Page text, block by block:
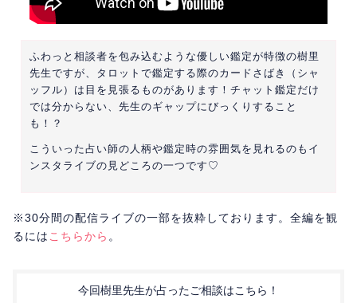
ふわっと相談者を包み込むような優しい鑑定が特徴の樹里
先生ですが、タロットで鑑定する際のカードさばき（シャ
ッフル）は目を見張るものがあります！チャット鑑定だけ
では分からない、先生のギャップにびっくりすること
も！？
こういった占い師の人柄や鑑定時の雰囲気を見れるのもイ
ンスタライブの見どころの一つです♡
※30分間の配信ライブの一部を抜粋しております。全編を観
るには こちらから 。
今回樹里先生が占ったご相談はこちら！